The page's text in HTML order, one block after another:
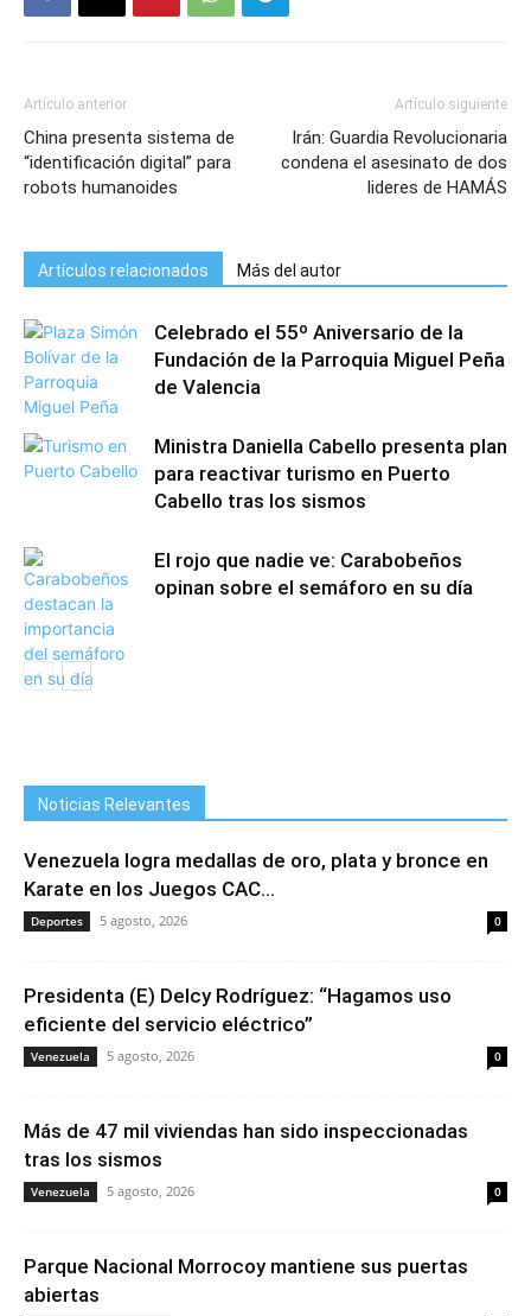
Artículo anterior
China presenta sistema de
“identificación digital” para
robots humanoides
Artículo siguiente
Irán: Guardia Revolucionaria
condena el asesinato de dos
lideres de HAMÁS
Artículos relacionados Más del autor
Celebrado el 55º Aniversario de la
Fundación de la Parroquia Miguel Peña
de Valencia
Ministra Daniella Cabello presenta plan
para reactivar turismo en Puerto
Cabello tras los sismos
El rojo que nadie ve: Carabobeños
opinan sobre el semáforo en su día
Noticias Relevantes
Venezuela logra medallas de oro, plata y bronce en
Karate en los Juegos CAC...
Deportes 5 agosto, 2026 0
Presidenta (E) Delcy Rodríguez: “Hagamos uso
eficiente del servicio eléctrico”
Venezuela 5 agosto, 2026 0
Más de 47 mil viviendas han sido inspeccionadas
tras los sismos
Venezuela 5 agosto, 2026 0
Parque Nacional Morrocoy mantiene sus puertas
abiertas